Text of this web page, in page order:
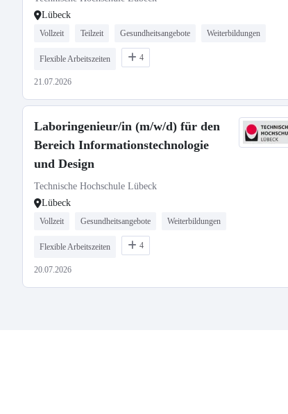
Lübeck
Vollzeit Teilzeit Gesundheitsangebote Weiterbildungen
Flexible Arbeitszeiten 4
21.07.2026
Laboringenieur/in (m/w/d) für den
Bereich Informationstechnologie
und Design
Technische Hochschule Lübeck
Lübeck
Vollzeit Gesundheitsangebote Weiterbildungen
Flexible Arbeitszeiten 4
20.07.2026